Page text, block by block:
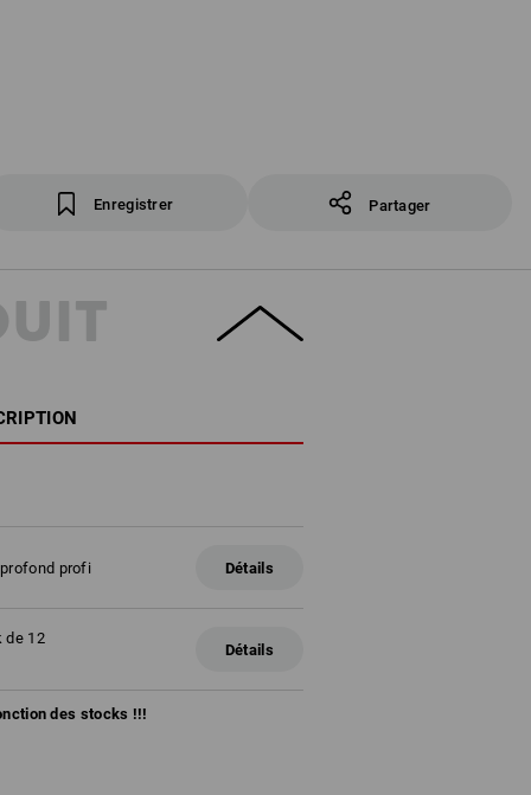
Enregistrer Partager
profi Détails
de 12
Détails
des stocks !!!